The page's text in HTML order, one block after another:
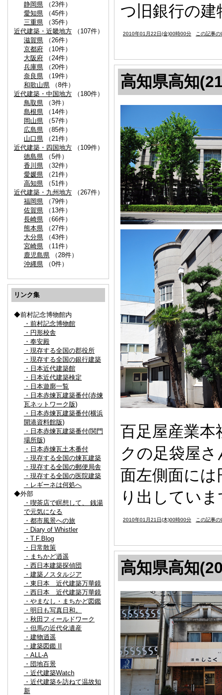
静岡県 （23件）
愛知県 （45件）
三重県 （35件）
近代建築・近畿地方 （107件）
滋賀県 （26件）
京都府 （10件）
大阪府 （24件）
兵庫県 （20件）
奈良県 （19件）
和歌山県 （8件）
近代建築・中国地方 （180件）
鳥取県 （3件）
島根県 （14件）
岡山県 （57件）
広島県 （85件）
山口県 （21件）
近代建築・四国地方 （109件）
徳島県 （5件）
香川県 （32件）
愛媛県 （21件）
高知県 （51件）
近代建築・九州地方 （267件）
福岡県 （79件）
佐賀県 （13件）
長崎県 （66件）
熊本県 （27件）
大分県 （43件）
宮崎県 （11件）
鹿児島県 （28件）
沖縄県 （0件）
リンク集
◆前村記念博物館内
・前村記念博物館
・円形校舎
・奉安殿
・現存する全国の郡役所
・現存する全国の銀行建築
・日本近代建築館
・日本近代建築検定
・日本遊廓一覧
・日本赤煉瓦建築番付(赤煉
瓦ネットワーク版)
・日本赤煉瓦建築番付(横浜
開港資料館版)
・日本赤煉瓦建築番付(関門
場所版)
・日本赤煉瓦土木番付
・現存する全国の煉瓦建築
・現存する全国の郵便局舎
・現存する全国の医院建築
・レギーネは何処へ
◆外部
・喫茶店で瞑想して、 銭湯
で元気になる
・都市風景への旅
・Diary of Whistler
・T.F.Blog
・日常散策
・まちかど逍遥
・西日本建築探偵団
・建築ノスタルジア
・東日本 近代建築万華鏡
・西日本 近代建築万華鏡
・やまなし・まちかど図鑑
・明日も写真日和。
・秋田フィールドワーク
・但馬の近代化遺産
・建物逍遥
・建築図鑑 II
・ALL-A
・団地百景
・近代建築Watch
・近代建築を訪ねて温故知
新
つ旧銀行の建
2010年01月22日(金)00時00分 この記事の
高知県高知
百足屋産業
クの足袋屋
面左側面には
り出してい
2010年01月21日(木)00時00分 この記事の
高知県高知